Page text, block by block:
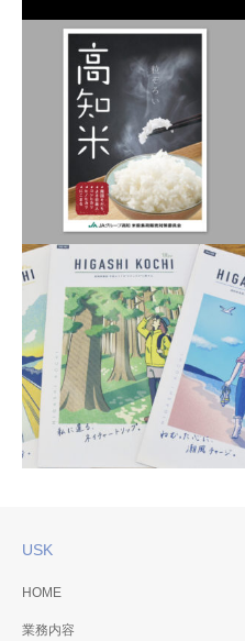
JA高知県 米穀課 新米促進
キャンペーン 販促ツール
USK
HOME
業務内容